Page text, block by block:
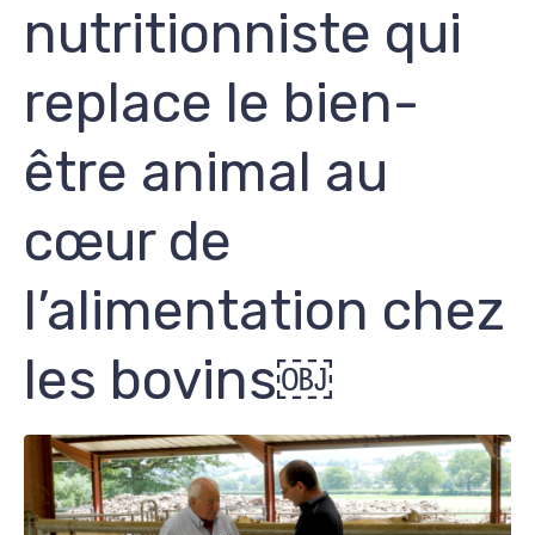
nutritionniste qui
replace le bien-
être animal au
cœur de
l’alimentation chez
les bovins￼